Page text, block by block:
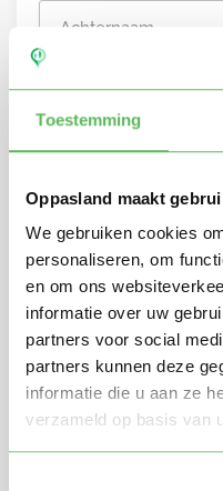
Toestemming
Oppasland maakt
We gebruiken cookies
personaliseren, om
en om ons
informatie over uw
partners voor social
partners kunnen deze
informatie die u aan ze
verzameld op basis van
Stuur mij nieuwe
Door te registreren ga
voorwaardenvan